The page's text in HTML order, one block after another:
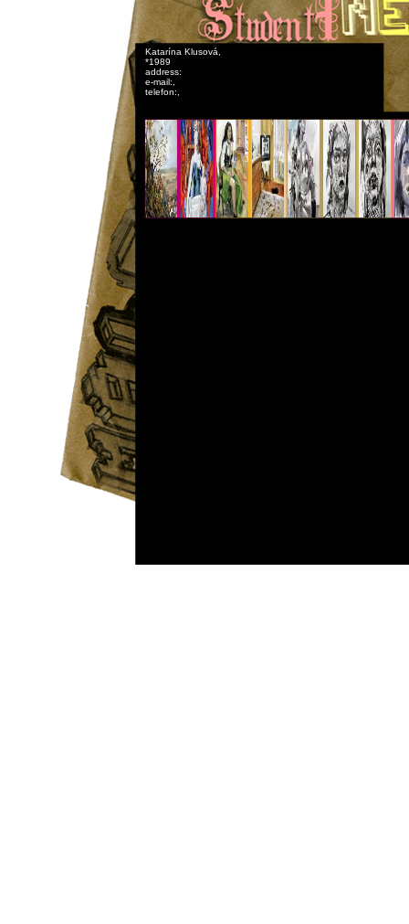
Katarína Klusová,
*1989
address:
e-mail:,
telefon:,